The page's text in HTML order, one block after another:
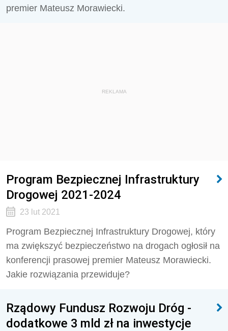
premier Mateusz Morawiecki.
REKLAMA
Program Bezpiecznej Infrastruktury
Drogowej 2021-2024
23 lut 2021
Program Bezpiecznej Infrastruktury Drogowej, który
ma zwiększyć bezpieczeństwo na drogach ogłosił na
konferencji prasowej premier Mateusz Morawiecki.
Jakie rozwiązania przewiduje?
Rządowy Fundusz Rozwoju Dróg -
dodatkowe 3 mld zł na inwestycje